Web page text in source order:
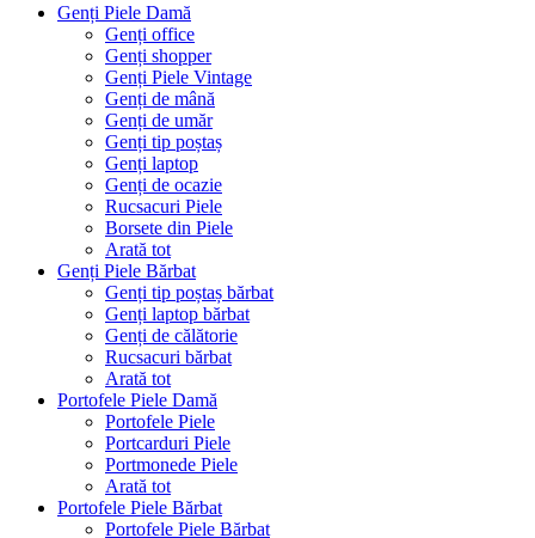
Genți Piele Damă
Genți office
Genți shopper
Genți Piele Vintage
Genți de mână
Genți de umăr
Genți tip poștaș
Genți laptop
Genți de ocazie
Rucsacuri Piele
Borsete din Piele
Arată tot
Genți Piele Bărbat
Genți tip poștaș bărbat
Genți laptop bărbat
Genți de călătorie
Rucsacuri bărbat
Arată tot
Portofele Piele Damă
Portofele Piele
Portcarduri Piele
Portmonede Piele
Arată tot
Portofele Piele Bărbat
Portofele Piele Bărbat